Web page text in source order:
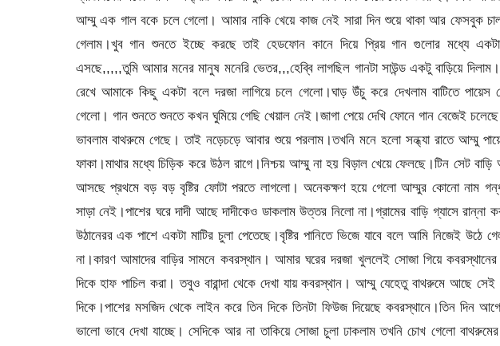
আম্মু এক গাল বকে চলে গেলো। আমার নাকি খেয়ে কাজ নেই সারা দিন শুয়ে থাকা আর ফেসবুক
গেলাম।খুব গান শুনতে ইচ্ছে করছে তাই হেডফোন কানে দিয়ে প্রিয় গান গুলোর মধ্যে
এসছে,,,,,তুমি আমার মনের মানুষ মনেরি ভেতর,,,হেব্বি লাগছিল গানটা সাউন্ড একটু বাড়িয়ে
রেখে আমাকে কিছু একটা বলে দরজা লাগিয়ে চলে গেলো।ঘাড় উঁচু করে দেখলাম বাটিতে পায়েস
গেলো। গান শুনতে শুনতে কখন ঘুমিয়ে গেছি খেয়াল নেই।জাগা পেয়ে দেখি ফোনে গান বেজেই
ভাবলাম বাথরুমে গেছে। তাই নড়েচড়ে আবার শুয়ে পরলাম।তখনি মনে হলো সন্ধ্যা রাতে আম্মু
ফাকা।মাথার মধ্যে চিড়িক করে উঠল রাগে।নিশ্চয় আম্মু না হয় বিড়াল খেয়ে ফেলছে।টিন সেট
আসছে প্রথমে বড় বড় বৃষ্টির ফোটা পরতে লাগলো। অনেকক্ষণ হয়ে গেলো আম্মুর কোনো নাম
সাড়া নেই।পাশের ঘরে দাদী আছে দাদীকেও ডাকলাম উত্তর নিলো না।গ্রামের বাড়ি গ্যাসে রান্না
উঠানেরর এক পাশে একটা মাটির চুলা পেতেছে।বৃষ্টির পানিতে ভিজে যাবে বলে আমি নিজেই উঠে
না।কারণ আমাদের বাড়ির সামনে কবরস্থান। আমার ঘরের দরজা খুললেই সোজা গিয়ে
দিকে হাফ পাচিল করা। তবুও বারান্দা থেকে দেখা যায় কবরস্থান। আম্মু যেহেতু বাথরুমে আছে
দিকে।পাশের মসজিদ থেকে লাইন করে তিন দিকে তিনটা ফিউজ দিয়েছে কবরস্থানে।তিন দিন
ভালো ভাবে দেখা যাচ্ছে। সেদিকে আর না তাকিয়ে সোজা চুলা ঢাকলাম তখনি চোখ গেলো